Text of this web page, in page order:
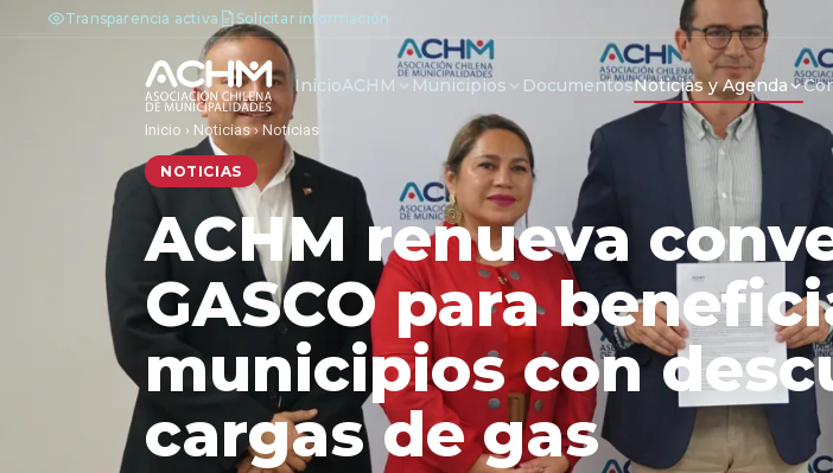
Transparencia activa Solicitar información
InicioACHM Municipios DocumentosNoticias y Agenda
Inicio › Noticias› Noticias
NOTICIAS
ACHM renueva
GASCO para
municipios con
cargas de gas